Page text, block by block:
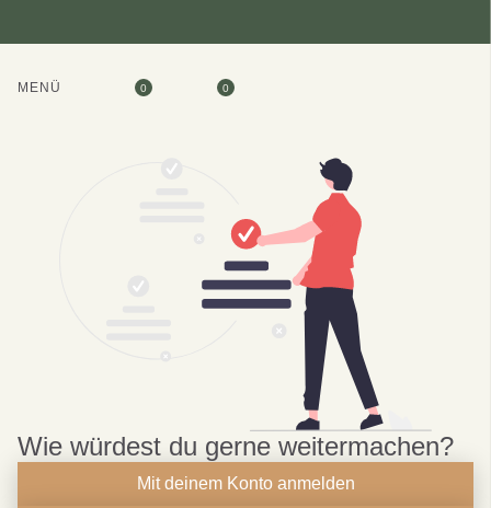
MENÜ 0 0
Wie würdest du gerne weitermachen?
Mit deinem Konto anmelden